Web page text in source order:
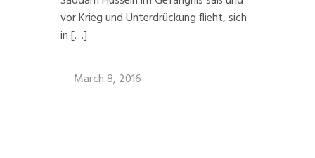
vor Krieg und Unterdrückung flieht, sich
in […]
March 8, 2016